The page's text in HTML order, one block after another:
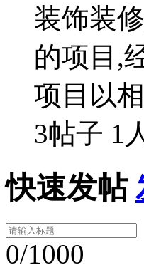
装饰装
的项目,
项目以
3帖子 1
快速发帖
0/1000